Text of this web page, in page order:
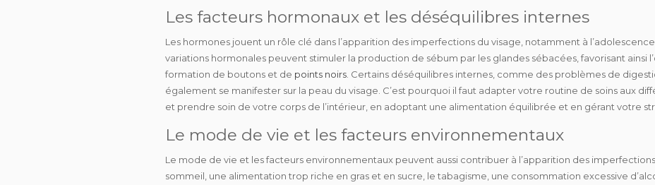
Les facteurs hormonaux et les déséquilibres internes
Les hormones jouent un rôle clé dans l’apparition des imperfections du visage, notamment à
variations hormonales peuvent stimuler la production de sébum par les glandes sébacées, favorisant ainsi
formation de boutons et de points noirs . Certains déséquilibres internes , comme des problèmes de
également se manifester sur la peau du visage. C’est pourquoi il faut adapter votre routine de soins aux
et prendre soin de votre corps de l’intérieur, en adoptant une alimentation équilibrée et en gérant votre
Le mode de vie et les facteurs environnementaux
Le mode de vie et lesfacteurs environnementaux peuvent aussi contribuer à l’apparition des
sommeil, une alimentation trop riche en gras et en sucre, le tabagisme, une consommation excessive